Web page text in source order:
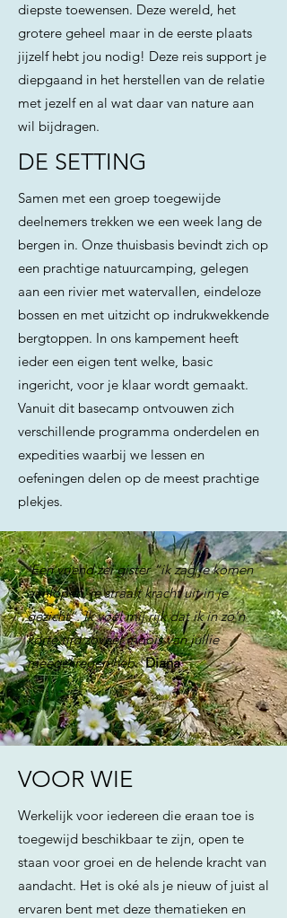
diepste toewensen. Deze wereld, het
grotere geheel maar in de eerste plaats
jijzelf hebt jou nodig! Deze reis support je
diepgaand in het herstellen van de relatie
met jezelf en al wat daar van nature aan
wil bijdragen.
DE SETTING
Samen met een groep toegewijde
deelnemers trekken we een week lang de
bergen in. Onze thuisbasis bevindt zich op
een prachtige natuurcamping, gelegen
aan een rivier met watervallen, eindeloze
bossen en met uitzicht op indrukwekkende
bergtoppen. In ons kampement heeft
ieder een eigen tent welke, basic
ingericht, voor je klaar wordt gemaakt.
Vanuit dit basecamp ontvouwen zich
verschillende programma onderdelen en
expedities waarbij we lessen en
oefeningen delen op de meest prachtige
plekjes.
'Een vriend zei gister “ik zag je komen
aanlopen, je straalt kracht uit in je
gezicht”. Ik voel mij rijk dat ik in zo’n
korte tijd zoveel moois van jullie
meegekregen heb.'Diana
VOOR WIE
Werkelijk voor iedereen die eraan toe is
toegewijd beschikbaar te zijn, open te
staan voor groei en de helende kracht van
aandacht. Het is oké als je nieuw of juist al
ervaren bent met deze thematieken en